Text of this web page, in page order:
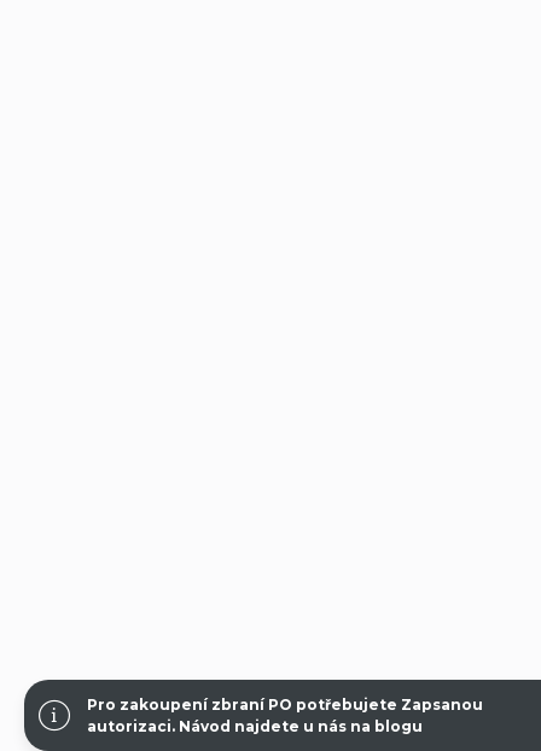
Pro zakoupení zbraní PO potřebujete Zapsanou
autorizaci. Návod najdete u nás na blogu